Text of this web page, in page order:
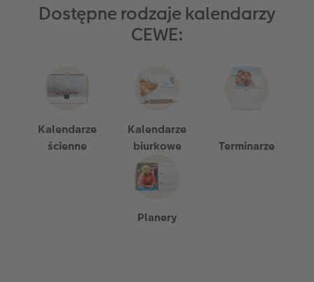
Dostępne rodzaje kalendarzy
CEWE:
Kalendarze
ścienne
Kalendarze
biurkowe
Terminarze
Planery